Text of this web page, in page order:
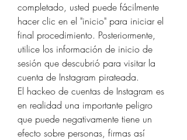
completado, usted puede fácilmente
hacer clic en el "inicio" para iniciar el
final procedimiento. Posteriormente,
utilice los información de inicio de
sesión que descubrió para visitar la
cuenta de Instagram pirateada.
El hackeo de cuentas de Instagram es
en realidad una importante peligro
que puede negativamente tiene un
efecto sobre personas, firmas así